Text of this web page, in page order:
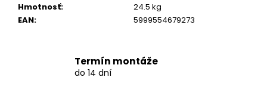
Hmotnosť:
24.5 kg
EAN: 5999554679273
Termín montáže
do 14 dní